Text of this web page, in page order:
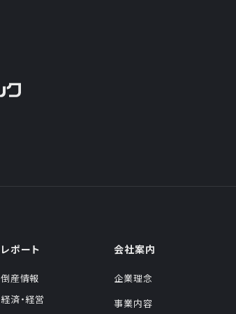
レポート
倒産情報
経済・経営
会社案内
企業理念
事業内容